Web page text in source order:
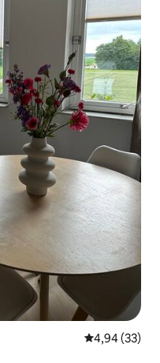
Évaluation
4,94 (33)